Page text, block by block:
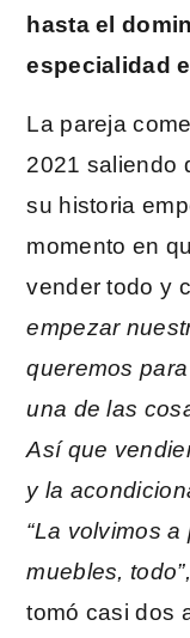
hasta el
especialidad
La pareja
2021 saliendo
su historia
momento en
vender todo y
empezar
queremos
una de las
Así que
y la
“La volvimos
muebles, todo”,
tomó casi dos